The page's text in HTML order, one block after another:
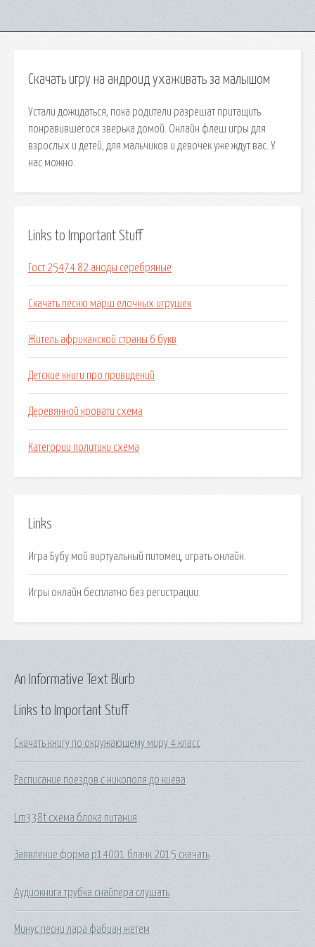
Скачать игру на андроид ухаживать за малышом
Устали дожидаться, пока родители разрешат притащить
понравившегося зверька домой. Онлайн флеш игры для
взрослых и детей, для мальчиков и девочек уже ждут вас. У
нас можно.
Links to Important Stuff
Гост 25474 82 аноды серебряные
Скачать песню марш елочных игрушек
Житель африканской страны 6 букв
Детские книги про привидений
Деревянной кровати схема
Категории политики схема
Links
Игра Бубу мой виртуальный питомец, играть онлайн.
Игры онлайн бесплатно без регистрации.
Links to Important Stuff
Скачать книгу по окружающему миру 4 класс
Расписание поездов с никополя до киева
Lm338t схема блока питания
Заявление форма р14001 бланк 2015 скачать
Аудиокнига трубка снайпера слушать
Минус песни лара фабиан жетем
An Informative Text Blurb